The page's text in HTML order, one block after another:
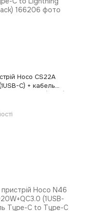
Hoco CS22A
C) + кабель